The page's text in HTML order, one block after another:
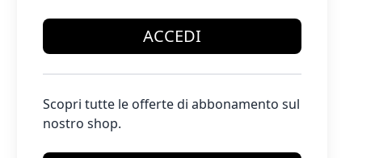
ACCEDI
Scopri tutte le offerte di abbonamento sul
nostro shop.